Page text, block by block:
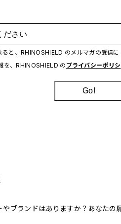
さい
と、RHINOSHIELD のメルマガの受信に
を、RHINOSHIELD の プライバシーポリシ
Go!
やブランドはありますか？あなたの